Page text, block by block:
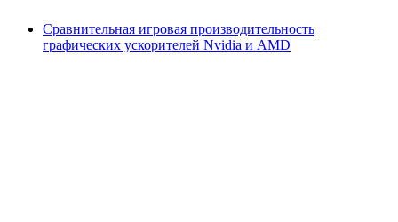
Сравнительная игровая производительность
графических ускорителей Nvidia и AMD